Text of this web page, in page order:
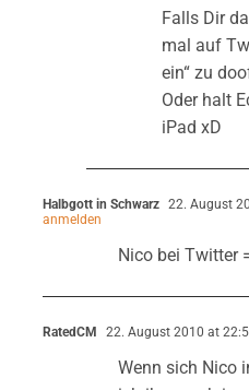
Falls Dir
mal auf
ein“ zu
Oder halt
iPad xD
Halbgott in Schwarz 22. August
anmelden
Nico bei Twitter
RatedCM 22. August 2010 at
Wenn sich Nico